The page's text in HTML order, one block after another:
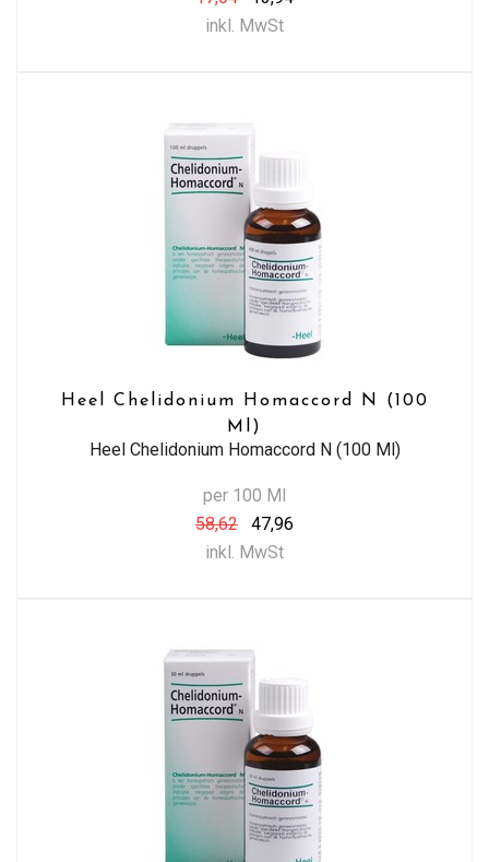
inkl. MwSt
Heel Chelidonium Homaccord N (100
Ml)
Heel Chelidonium Homaccord N (100 Ml)
per 100 Ml
58,62
47,96
inkl. MwSt